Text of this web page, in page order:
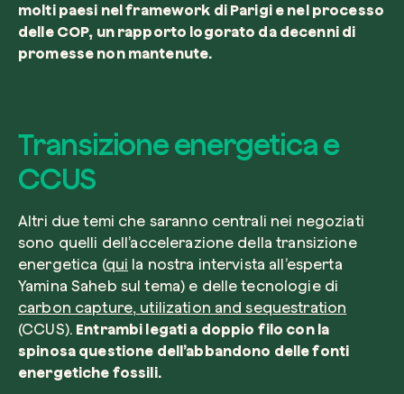
molti paesi nel framework di Parigi e nel processo
delle COP, un rapporto logorato da decenni di
promesse non mantenute.
Transizione energetica e
CCUS
Altri due temi che saranno centrali nei negoziati
sono quelli dell’accelerazione della transizione
energetica (qui la nostra intervista all’esperta
Yamina Saheb sul tema) e delle tecnologie di
carbon capture, utilization and sequestration
(CCUS). Entrambi legati a doppio filo con la
spinosa questione dell’abbandono delle fonti
energetiche fossili.